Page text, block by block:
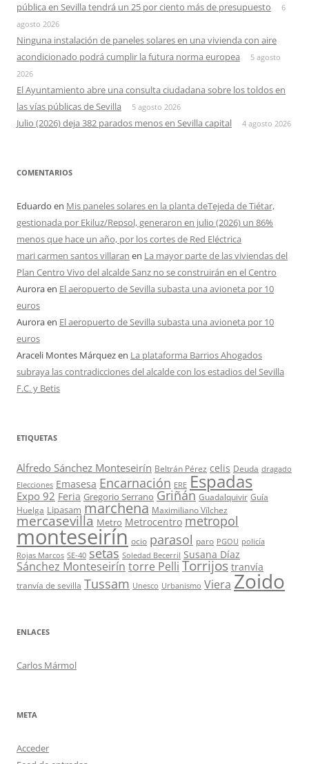
pública en Sevilla tendrá un 25 por ciento más de presupuesto
6
agosto 2026
Ninguna instalación de paneles solares en una vivienda con aire
acondicionado podrá cumplir la futura norma europea
5 agosto
2026
El Ayuntamiento abre una consulta ciudadana sobre los toldos en
las vías públicas de Sevilla
5 agosto 2026
Julio (2026) deja 382 parados menos en Sevilla capital 4 agosto 2026
COMENTARIOS
Eduardo en Mis paneles solares en la planta deTejeda de Tiétar,
gestionada por Ekiluz/Repsol, generaron en julio (2026) un 86%
menos que hace un año, por los cortes de Red Eléctrica
mari carmen santos villaran en La mayor parte de las viviendas del
Plan Centro Vivo del alcalde Sanz no se construirán en el Centro
Auroraen El aeropuerto de Sevilla subasta una avioneta por 10
euros
Auroraen El aeropuerto de Sevilla subasta una avioneta por 10
euros
Araceli Montes Márquezen La plataforma Barrios Ahogados
subraya las contradicciones del alcalde con los estadios del Sevilla
F.C. y Betis
ETIQUETAS
Alfredo Sánchez Monteseirín Beltrán Pérez celis Deuda dragado
Elecciones Emasesa Encarnación ERE Espadas
Expo 92 Feria Gregorio Serrano Griñán Guadalquivir Guía
Huelga Lipasam marchena Maximiliano Vílchez
mercasevilla Metro Metrocentro metropol
monteseirín ocio parasol paro PGOU policía
Rojas Marcos SE-40 setas Soledad Becerril Susana Díaz
Sánchez Monteseirín torre Pelli Torrijos tranvía
tranvía de sevilla Tussam Unesco Urbanismo Viera Zoido
ENLACES
Carlos Mármol
META
Acceder